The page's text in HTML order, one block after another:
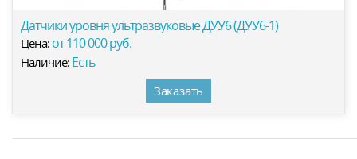
Датчики уровня ультразвуковые ДУУ6 (ДУУ6-1)
Цена: от 110 000 руб.
Наличие: Есть
Заказать